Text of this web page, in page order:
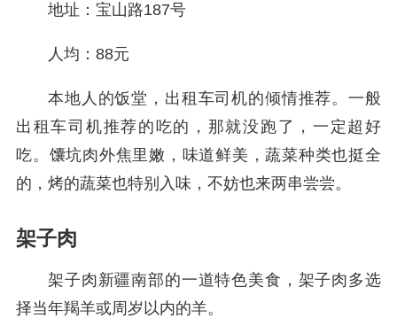
地址：宝山路187号
人均：88元
本地人的饭堂，出租车司机的倾情推荐。一般
出租车司机推荐的吃的，那就没跑了，一定超好
吃。馕坑肉外焦里嫩，味道鲜美，蔬菜种类也挺全
的，烤的蔬菜也特别入味，不妨也来两串尝尝。
架子肉
架子肉新疆南部的一道特色美食，架子肉多选
择当年羯羊或周岁以内的羊。